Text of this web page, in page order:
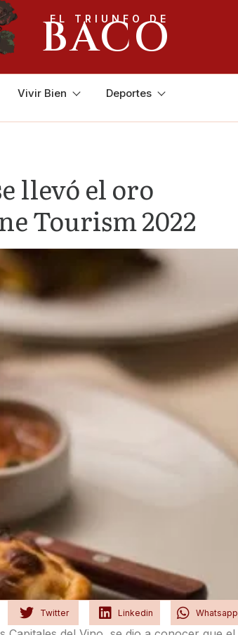
EL TRIUNFO DE
BACO
Vivir Bien Deportes
llevó el oro
Tourism 2022
Twitter Linkedin Whatsapp